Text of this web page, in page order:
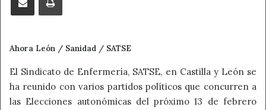
Ahora León / Sanidad / SATSE
El Sindicato de Enfermería, SATSE, en Castilla y León se
ha reunido con varios partidos políticos que concurren a
las Elecciones autonómicas del próximo 13 de febrero